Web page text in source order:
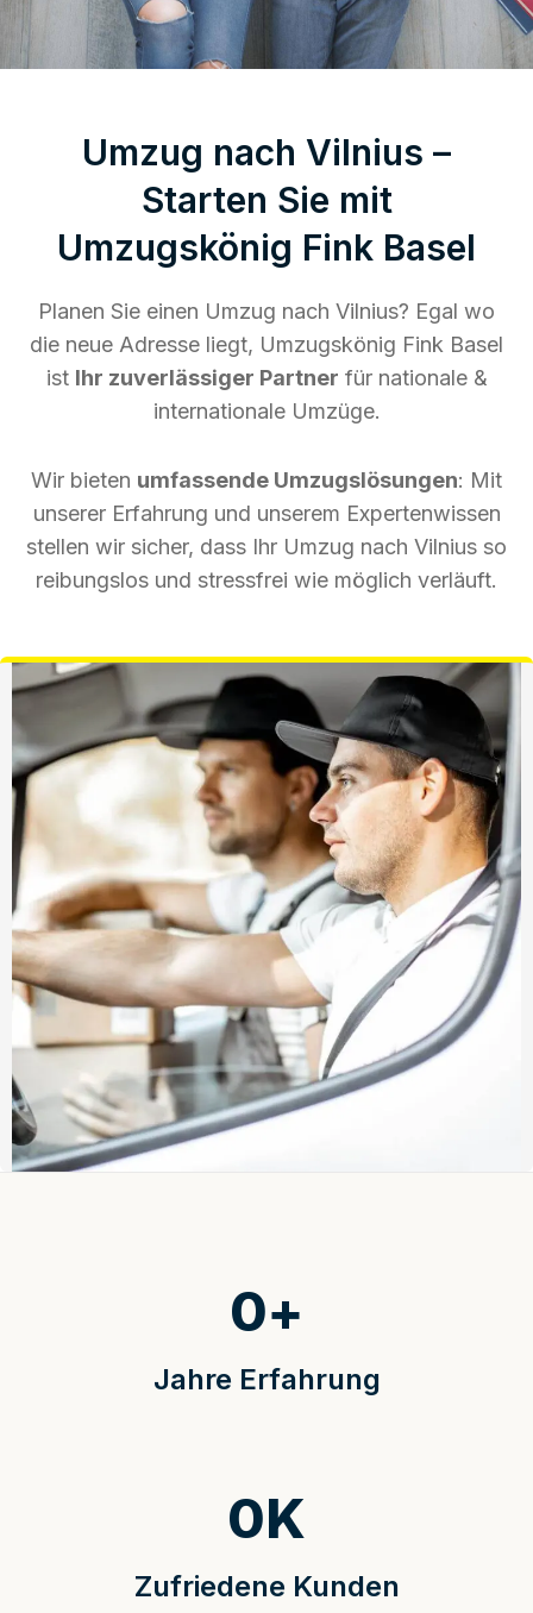
Umzug nach Vilnius –
Starten Sie mit
Umzugskönig Fink Basel
Planen Sie einen Umzug nach Vilnius? Egal wo
die neue Adresse liegt, Umzugskönig Fink Basel
ist Ihr zuverlässiger Partner für nationale &
internationale Umzüge.
Wir bieten umfassende Umzugslösungen: Mit
unserer Erfahrung und unserem Expertenwissen
stellen wir sicher, dass Ihr Umzug nach Vilnius so
reibungslos und stressfrei wie möglich verläuft.
Jahre Erfahrung
0+
Zufriedene Kunden
0K